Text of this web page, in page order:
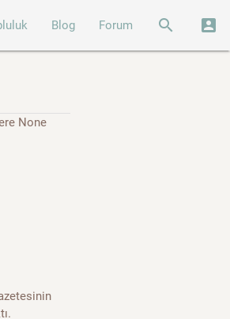
Blog Forum search account_box
None